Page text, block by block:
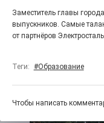
«Районы-
Радость в
дважды порадует
Заместитель главы
выпускников. Самые
от партнёров
Теги: #Образование
Чтобы написать